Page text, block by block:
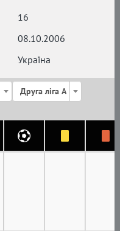
16
08.10.2006
Україна
Друга ліга А